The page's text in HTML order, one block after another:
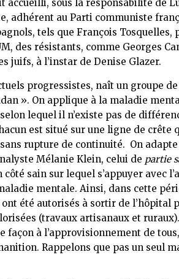
accueilli, sous la responsabilité de
adhérent au Parti communiste
tels que François Tosquelles,
des résistants, comme Georges
juifs, à l’instar de Denise Glazer.
progressistes, naît un groupe
». On applique à la maladie
lequel il n’existe pas de
est situé sur une ligne de crête
rupture de continuité. On
Mélanie Klein, celui de partie
sain sur lequel s’appuyer avec
mentale. Ainsi, dans cette
été autorisés à sortir de l’hôpital
(travaux artisanaux et
façon à l’approvisionnement de
Rappelons que pas un seul